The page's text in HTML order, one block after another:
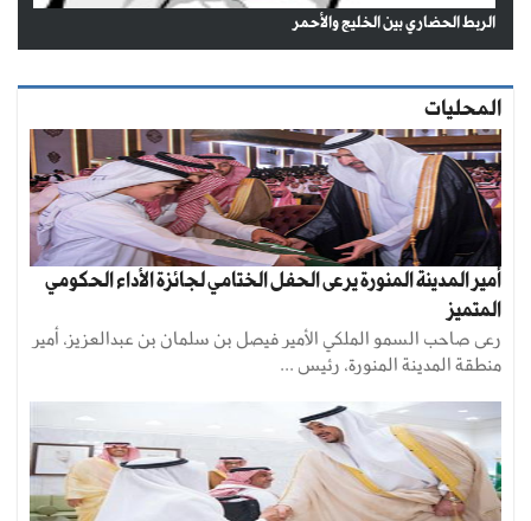
الربط الحضاري بين الخليج والأحمر
المحليات
أمير المدينة المنورة يرعى الحفل الختامي لجائزة الأداء الحكومي
المتميز
رعى صاحب السمو الملكي الأمير فيصل بن سلمان بن عبدالعزيز، أمير
منطقة المدينة المنورة، رئيس ...